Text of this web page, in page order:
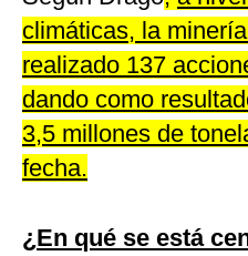
climáticas, la
realizado 137
dando como
3,5 millones de
fecha.
¿En qué se está